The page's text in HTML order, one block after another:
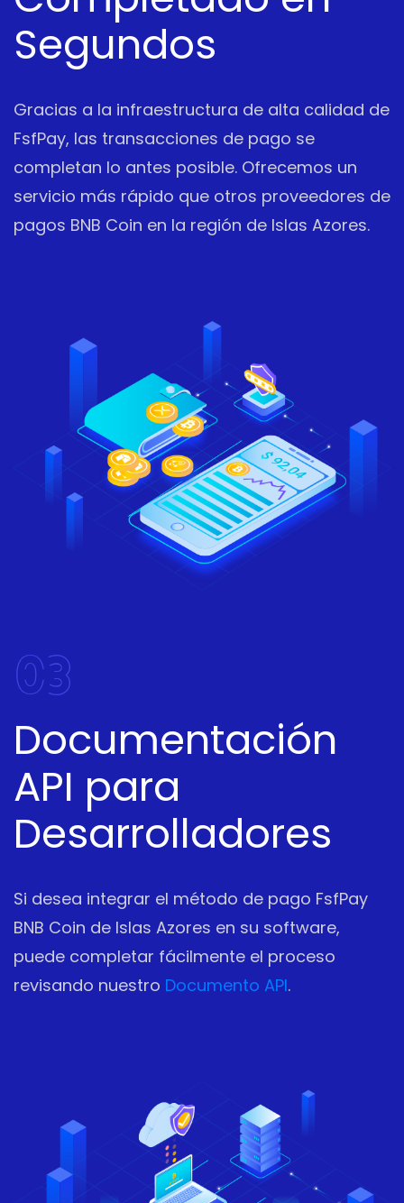
Segundos
Gracias a la infraestructura de alta calidad de
FsfPay, las transacciones de pago se
completan lo antes posible. Ofrecemos un
servicio más rápido que otros proveedores de
pagos BNB Coin en la región de Islas Azores.
03
Documentación
API para
Desarrolladores
Si desea integrar el método de pago FsfPay
BNB Coin de Islas Azores en su software,
puede completar fácilmente el proceso
revisando nuestro Documento API.